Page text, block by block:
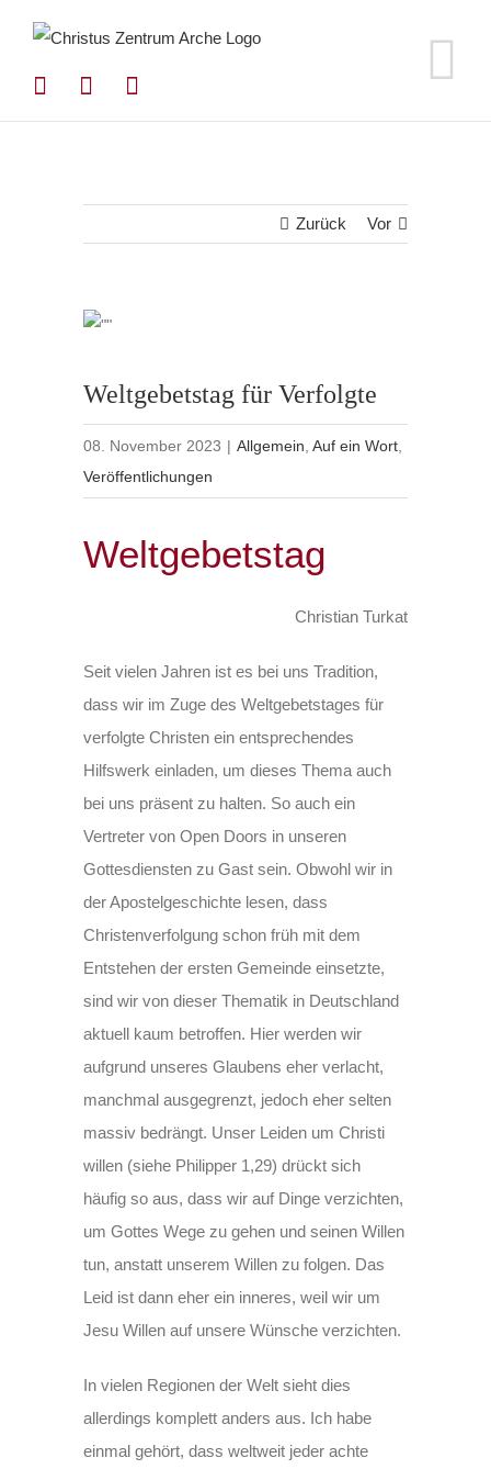
springen
Zurück Vor
Weltgebetstag für Verfolgte
08. November 2023 | Allgemein ,Auf ein Wort
Veröffentlichungen
Weltgebetstag
Christian Turkat
Seit vielen Jahren ist es bei uns Tradition,
dass wir im Zuge des Weltgebetstages für
verfolgte Christen ein entsprechendes
Hilfswerk einladen, um dieses Thema auch
bei uns präsent zu halten. So auch ein
Vertreter von Open Doors in unseren
Gottesdiensten zu Gast sein. Obwohl wir in
der Apostelgeschichte lesen, dass
Christenverfolgung schon früh mit dem
Entstehen der ersten Gemeinde einsetzte,
sind wir von dieser Thematik in Deutschland
aktuell kaum betroffen. Hier werden wir
aufgrund unseres Glaubens eher verlacht,
manchmal ausgegrenzt, jedoch eher selten
massiv bedrängt. Unser Leiden um Christi
willen (siehe Philipper 1,29) drückt sich
häufig so aus, dass wir auf Dinge verzichten,
um Gottes Wege zu gehen und seinen Willen
tun, anstatt unserem Willen zu folgen. Das
Leid ist dann eher ein inneres, weil wir um
Jesu Willen auf unsere Wünsche verzichten.
In vielen Regionen der Welt sieht dies
allerdings komplett anders aus. Ich habe
einmal gehört, dass weltweit jeder achte